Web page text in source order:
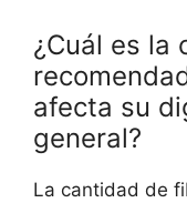
¿Cuál es la
afecta su
general?
La cantidad de